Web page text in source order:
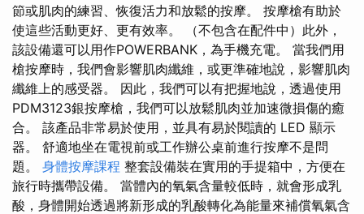
節或肌肉的練習、恢復活力和放鬆的按摩。 按摩槍有助於
使這些活動更好、更有效率。 （不包含在配件中）此外，
該設備還可以用作POWERBANK，為手機充電。 當我們用
槍按摩時，我們會影響肌肉纖維，或更準確地說，影響肌肉
纖維上的感受器。 因此，我們可以有把握地說，透過使用
PDM3123銀按摩槍，我們可以放鬆肌肉並加速微損傷的癒
合。 該產品非常易於使用，並具有易於閱讀的 LED 顯示
器。 舒適地坐在電視前或工作辦公桌前進行按摩不是問
題。 身體按摩課程 整套設備裝在實用的手提箱中，方便在
旅行時攜帶設備。 當體內的氧氣含量較低時，就會形成乳
酸，身體開始透過將新形成的乳酸轉化為能量來補償氧氣含